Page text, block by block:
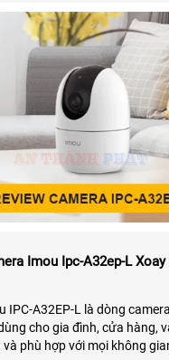
Imou Ipc-A32ep-L
là dòng camera wifi không
cho gia đình, cửa hàng,
phù hợp với mọi không gian